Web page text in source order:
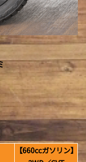
【660ccガソリン】